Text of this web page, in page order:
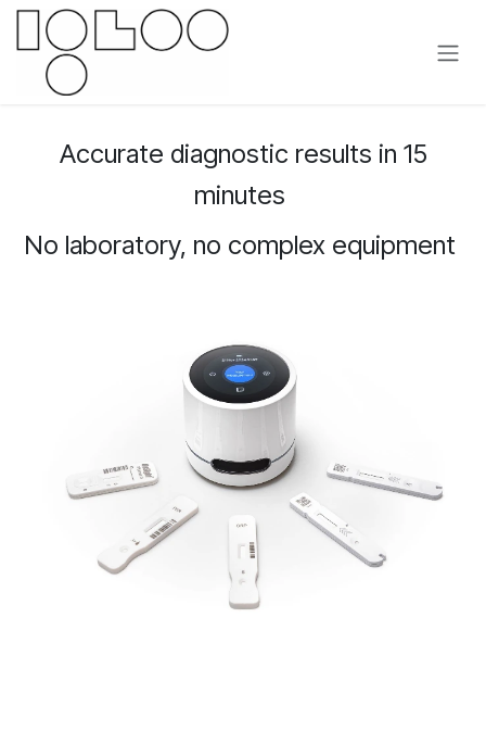
Passa al contenuto
Accurate diagnostic results in 15
minutes
No laboratory, no complex equipment